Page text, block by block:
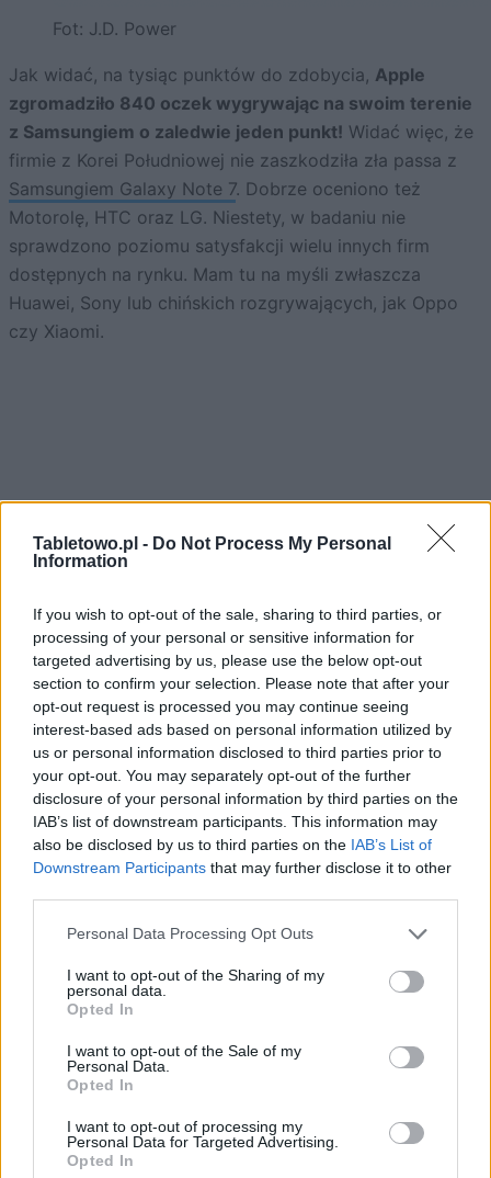
Tabletowo.pl - Do Not Process My Personal
Information
If you wish to opt-out of the sale, sharing to third parties, or
processing of your personal or sensitive information for
targeted advertising by us, please use the below opt-out
section to confirm your selection. Please note that after your
opt-out request is processed you may continue seeing
interest-based ads based on personal information utilized by
us or personal information disclosed to third parties prior to
your opt-out. You may separately opt-out of the further
disclosure of your personal information by third parties on the
IAB’s list of downstream participants. This information may
also be disclosed by us to third parties on the IAB’s List of
Downstream Participants that may further disclose it to other
Please note that this website/app uses one or more Google
not limited to your visit or usage behaviour. You may click to
grant or deny consent to Google and its third-party tags to
use your data for below specified purposes in below Google
consent section.
Personal Data Processing Opt Outs
I want to opt-out of the Sharing of my
personal data.
Opted In
I want to opt-out of the Sale of my
Personal Data.
Opted In
I want to opt-out of processing my
Personal Data for Targeted Advertising.
Opted In
Fot: J.D. Power
Jak widać, na tysiąc punktów do zdobycia, Apple
zgromadziło 840 oczek wygrywając na swoim terenie
z Samsungiem o zaledwie jeden punkt! Widać więc, że
firmie z Korei Południowej nie zaszkodziła zła passa z
Samsungiem Galaxy Note 7. Dobrze oceniono też
Motorolę, HTC oraz LG. Niestety, w badaniu nie
sprawdzono poziomu satysfakcji wielu innych firm
dostępnych na rynku. Mam tu na myśli zwłaszcza
Huawei, Sony lub chińskich rozgrywających, jak Oppo
czy Xiaomi.
ad
Jestem ciekaw, jak wyglądałyby wyniki w polskich
realiach. Czy Apple także znalazłoby się na pierwszym
miejscu? A może wielka piątka wyglądałaby zupełnie
inaczej? Warto byłoby to sprawdzić.
przez TechnoBuffalo
DodajTabletowojako preferowane źródło w
Google
Nasze artykuły będą częściej pojawiać się w Twoich wynikach
Udostępnij UdostępnijUdostępnijUdostępnij